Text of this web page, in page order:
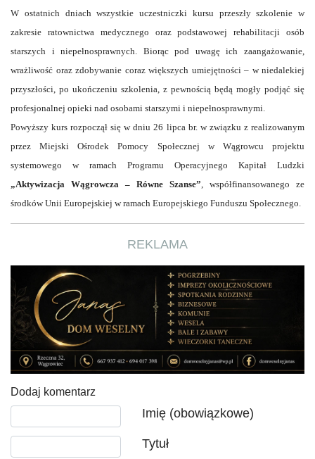
W ostatnich dniach wszystkie uczestniczki kursu przeszły szkolenie w
zakresie ratownictwa medycznego oraz podstawowej rehabilitacji osób
starszych i niepełnosprawnych. Biorąc pod uwagę ich zaangażowanie,
wrażliwość oraz zdobywanie coraz większych umiejętności – w niedalekiej
przyszłości, po ukończeniu szkolenia, z pewnością będą mogły podjąć się
profesjonalnej opieki nad osobami starszymi i niepełnosprawnymi.
Powyższy kurs rozpoczął się w dniu 26 lipca br. w związku z realizowanym
przez Miejski Ośrodek Pomocy Społecznej w Wągrowcu projektu
systemowego w ramach Programu Operacyjnego Kapitał Ludzki
„Aktywizacja Wągrowcza – Równe Szanse” , współfinansowanego ze
środków Unii Europejskiej w ramach Europejskiego Funduszu Społecznego.
REKLAMA
Dodaj komentarz
Imię (obowiązkowe)
Tytuł
Tekst komentarza